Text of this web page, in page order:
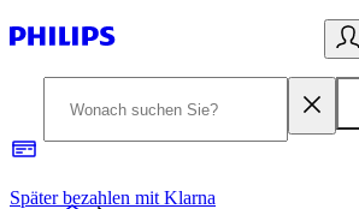
Später bezahlen mit Klarna